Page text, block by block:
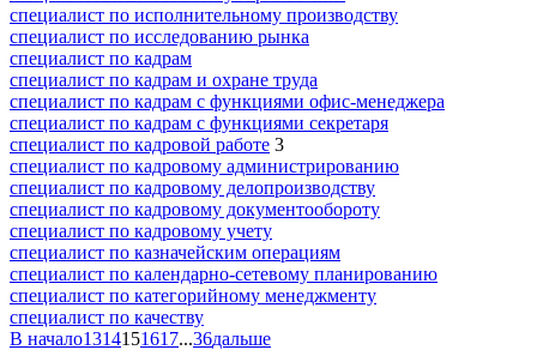
специалист по исполнительному производству
специалист по исследованию рынка
специалист по кадрам
специалист по кадрам и охране труда
специалист по кадрам с функциями офис-менеджера
специалист по кадрам с функциями секретаря
специалист по кадровой работе 3
специалист по кадровому администрированию
специалист по кадровому делопроизводству
специалист по кадровому документообороту
специалист по кадровому учету
специалист по казначейским операциям
специалист по календарно-сетевому планированию
специалист по категорийному менеджменту
специалист по качеству
В начало1314151617...36дальше